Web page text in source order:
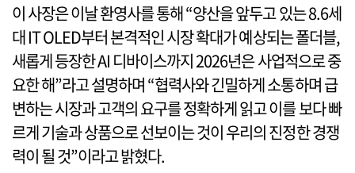
이 사장은 이날 환영사를 통해 “양산을 앞두고 있는 8.6세
대 IT OLED부터 본격적인 시장 확대가 예상되는 폴더블,
새롭게 등장한 AI 디바이스까지 2026년은 사업적으로 중
요한 해”라고 설명하며 “협력사와 긴밀하게 소통하며 급
변하는 시장과 고객의 요구를 정확하게 읽고 이를 보다 빠
르게 기술과 상품으로 선보이는 것이 우리의 진정한 경쟁
력이 될 것”이라고 밝혔다.